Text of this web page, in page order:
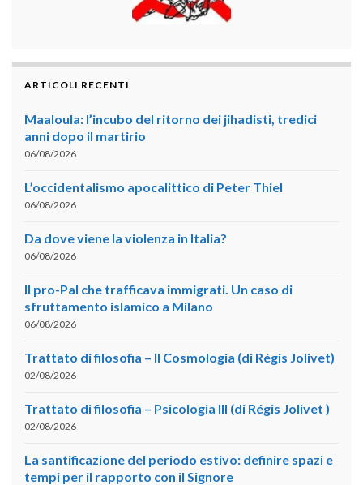
ARTICOLI RECENTI
Maaloula: l’incubo del ritorno dei jihadisti, tredici
anni dopo il martirio
06/08/2026
L’occidentalismo apocalittico di Peter Thiel
06/08/2026
Da dove viene la violenza in Italia?
06/08/2026
Il pro-Pal che trafficava immigrati. Un caso di
sfruttamento islamico a Milano
06/08/2026
Trattato di filosofia – II Cosmologia (di Régis Jolivet)
02/08/2026
Trattato di filosofia – Psicologia III (di Régis Jolivet )
02/08/2026
La santificazione del periodo estivo: definire spazi e
tempi per il rapporto con il Signore